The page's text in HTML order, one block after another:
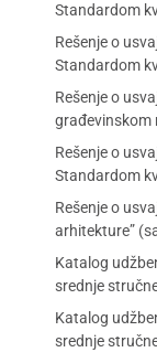
Standardom
Rešenje o
Standardom
Rešenje o
građevinskom
Rešenje o
Standardom
Rešenje o
arhitekture”
Katalog
srednje
Katalog
srednje